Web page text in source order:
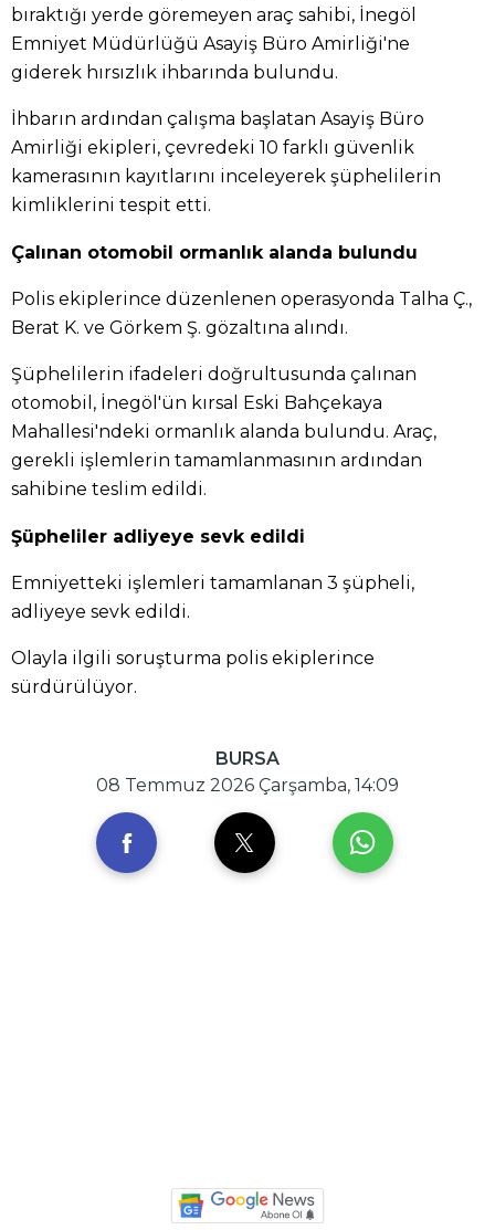
bıraktığı yerde göremeyen araç sahibi, İnegöl
Emniyet Müdürlüğü Asayiş Büro Amirliği'ne
giderek hırsızlık ihbarında bulundu.
İhbarın ardından çalışma başlatan Asayiş Büro
Amirliği ekipleri, çevredeki 10 farklı güvenlik
kamerasının kayıtlarını inceleyerek şüphelilerin
kimliklerini tespit etti.
Çalınan otomobil ormanlık alanda bulundu
Polis ekiplerince düzenlenen operasyonda Talha Ç.,
Berat K. ve Görkem Ş. gözaltına alındı.
Şüphelilerin ifadeleri doğrultusunda çalınan
otomobil, İnegöl'ün kırsal Eski Bahçekaya
Mahallesi'ndeki ormanlık alanda bulundu. Araç,
gerekli işlemlerin tamamlanmasının ardından
sahibine teslim edildi.
Şüpheliler adliyeye sevk edildi
Emniyetteki işlemleri tamamlanan 3 şüpheli,
adliyeye sevk edildi.
Olayla ilgili soruşturma polis ekiplerince
sürdürülüyor.
BURSA
08 Temmuz 2026 Çarşamba, 14:09